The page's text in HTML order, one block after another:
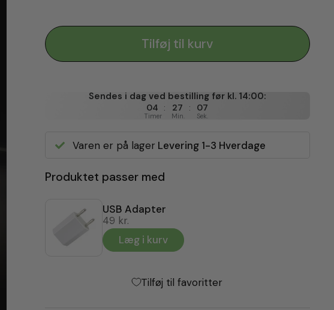
Tilføj til kurv
Sendes i dag ved bestilling før kl. 14:00:
04 : 27 : 05
Timer Min. Sek.
Varen er på lager Levering 1-3 Hverdage
Produktet passer med
USB Adapter
49 kr.
Læg i kurv
Tilføj til favoritter